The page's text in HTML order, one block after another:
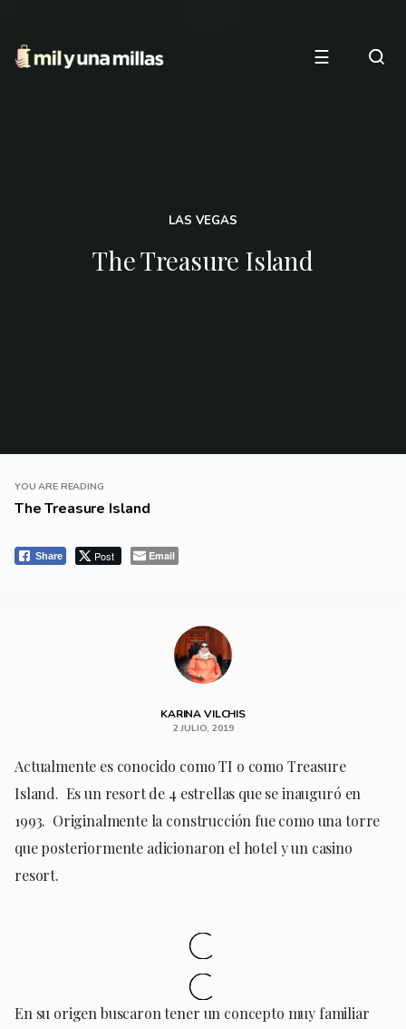
☰
LAS VEGAS
The Treasure Island
YOU ARE READING
The Treasure Island
Share Post Email
KARINA VILCHIS
2 JULIO, 2019
Actualmente es conocido como TI o como Treasure
Island. Es un resort de 4 estrellas que se inauguró en
1993. Originalmente la construcción fue como una torre
que posteriormente adicionaron el hotel y un casino
resort.
En su origen buscaron tener un concepto muy familiar